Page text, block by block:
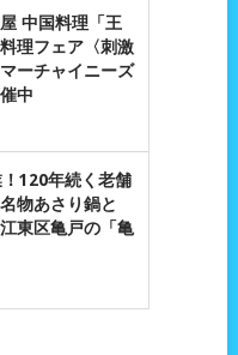
中国料理「王
理フェア〈刺激
ーチャイニーズ
中
120年続く老舗
物あさり鍋と
東区亀戸の「亀